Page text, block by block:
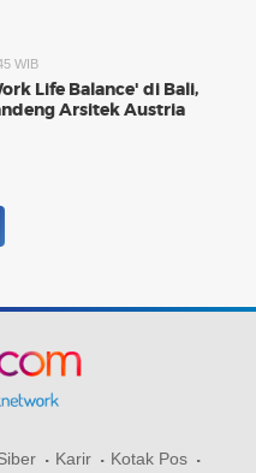
WIB
Life Balance' di Bali,
Arsitek Austria
Karir Kotak Pos